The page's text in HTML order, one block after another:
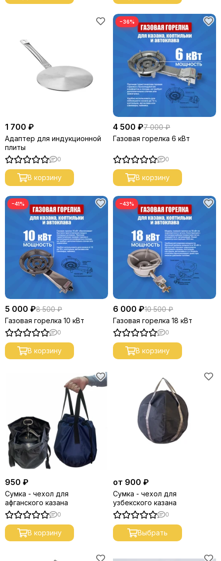
1 700 ₽
Адаптер для индукционной
плиты
0
В корзину
−36%
4 500 ₽7 000 ₽
Газовая горелка 6 кВт
0
В корзину
−41%
5 000 ₽8 500 ₽
Газовая горелка 10 кВт
0
В корзину
−43%
6 000 ₽10 500 ₽
Газовая горелка 18 кВт
0
В корзину
950 ₽
Сумка - чехол для
афганского казана
0
В корзину
от 900 ₽
Сумка - чехол для
узбекского казана
0
Выбрать